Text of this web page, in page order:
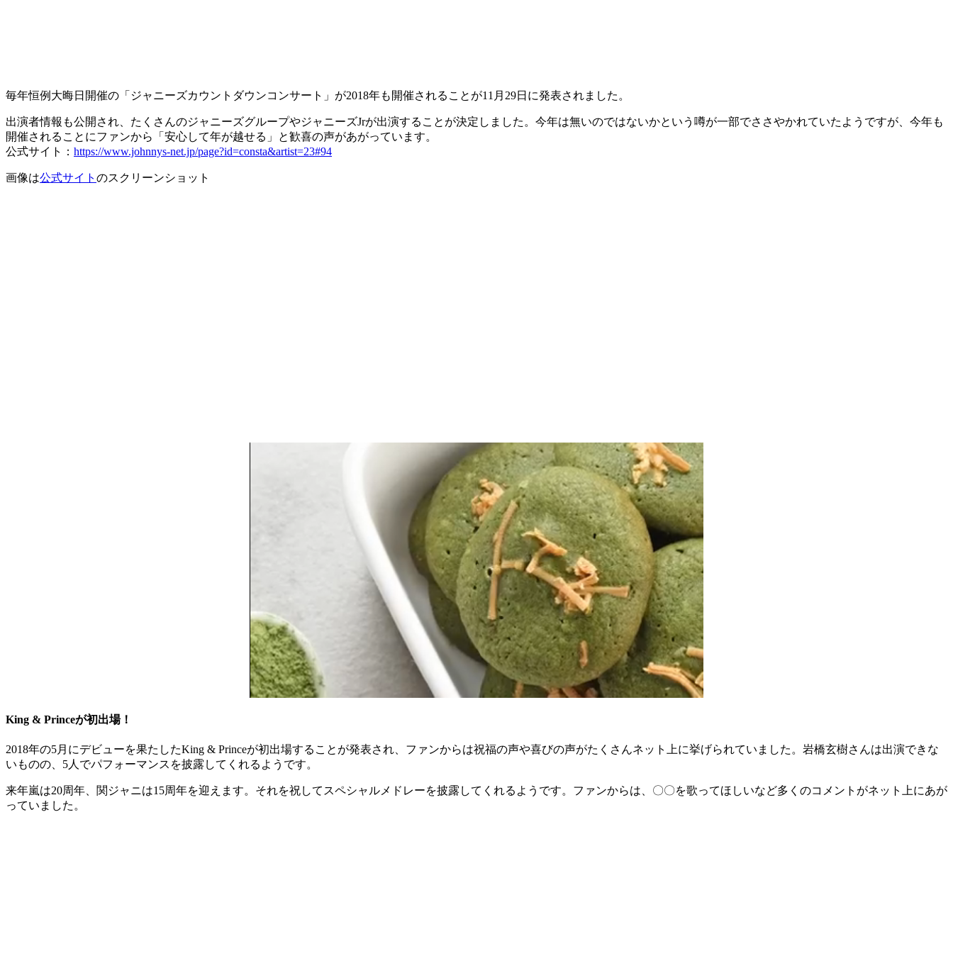
毎年恒例大晦日開催の「ジャニーズカウントダウンコンサート」が2018年も開催されることが11月29日に発表されました。
出演者情報も公開され、たくさんのジャニーズグループやジャニーズJrが出演することが決定しました。今年は無いのではないかという噂が一部でささやかれていたようですが、今年も
開催されることにファンから「安心して年が越せる」と歓喜の声があがっています。
公式サイト： https://www.johnnys-net.jp/page?id=consta&artist=23#94
画像は公式サイト のスクリーンショット
King & Princeが初出場！
2018年の5月にデビューを果たしたKing & Princeが初出場することが発表され、ファンからは祝福の声や喜びの声がたくさんネット上に挙げられていました。岩橋玄樹さんは出演できな
いものの、5人でパフォーマンスを披露してくれるようです。
来年嵐は20周年、関ジャニは15周年を迎えます。それを祝してスペシャルメドレーを披露してくれるようです。ファンからは、〇〇を歌ってほしいなど多くのコメントがネット上にあが
っていました。